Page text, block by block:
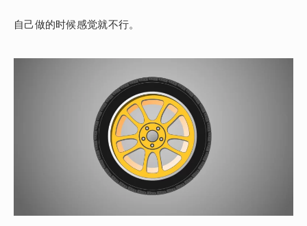
自己做的时候感觉就不行。